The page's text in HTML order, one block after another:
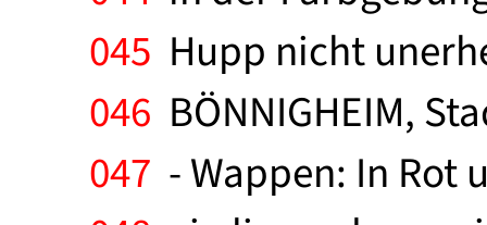
045 Hupp nicht
046 BÖNNIGHEIM,
047 - Wappen: In Rot